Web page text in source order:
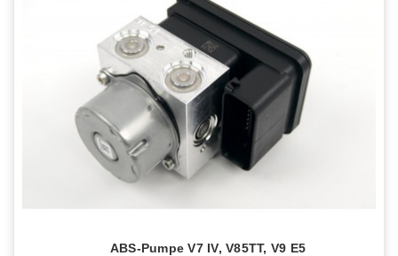
ABS-Pumpe V7 IV, V85TT, V9 E5